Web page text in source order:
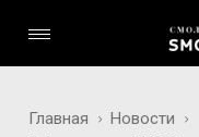
Главная
Новости